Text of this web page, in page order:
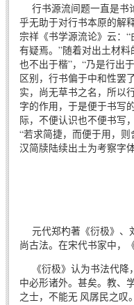
行书源流间题一直是书
乎无助于对行书本原的解
宗祥《书学源流论》云：
有疑焉。”随着对出土材
也不出于楷”，“乃是行出
区别，行书偏于中和性罢
实，尚无草书之名，所以
字的作用，于是便于书写
际，不便认识也不便书写
“若求简捷，而便于用，
汉简牍陆续出土为考察字
元代郑杓著《衍极》、
尚古法。在宋代书家中，
《衍极》认为书法代降
中必形诸外。甚矣。教、
之士，不能无 风孱民之叹